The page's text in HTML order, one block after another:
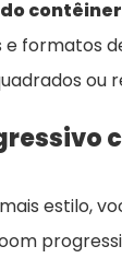
contêiner
e formatos
ou
estilo,